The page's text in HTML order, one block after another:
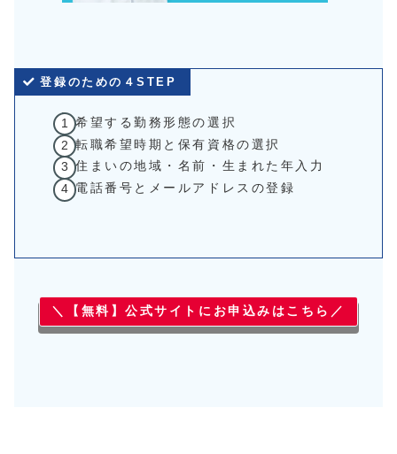
登録のための４STEP
希望する勤務形態の選択
転職希望時期と保有資格の選択
住まいの地域・名前・生まれた年入力
電話番号とメールアドレスの登録
＼【無料】公式サイトにお申込みはこちら／